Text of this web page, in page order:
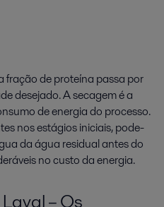
fração de proteína passa por
desejado. A secagem é a
de energia do processo.
nos estágios iniciais, pode-
da água residual antes do
no custo da energia.
– Os